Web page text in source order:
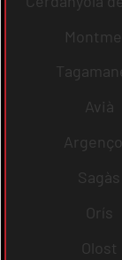
Avià
Sagàs
Orís
Olost